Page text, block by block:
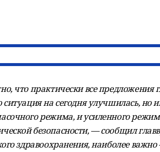
что практически все
ситуация на сегодня улучшилась, но
режима, и усиленного
безопасности, — сообщил
здравоохранения, наиболее